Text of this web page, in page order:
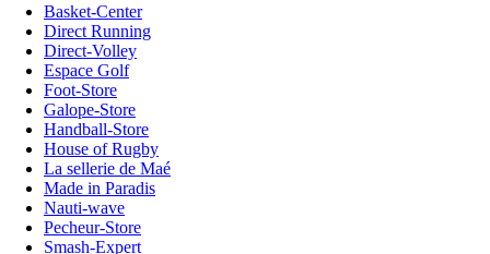
Basket-Center
Direct Running
Direct-Volley
Espace Golf
Foot-Store
Galope-Store
Handball-Store
House of Rugby
La sellerie de Maé
Made in Paradis
Nauti-wave
Pecheur-Store
Smash-Expert